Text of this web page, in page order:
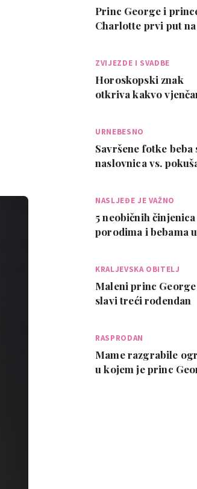
Princ George i
Charlotte prvi put na
ZVIJEZDE I SVADBE
Horoskopski znak
otkriva kakvo
URNEBESNO
Savršene fotke beba
naslovnica vs.
NASLJEĐE JE VAŽNO
5 neobičnih
porodima i bebama u
KRALJEVSKA OBITELJ
Maleni princ George
slavi treći rođendan
RASPRODAN
Mame razgrabile
u kojem je princ